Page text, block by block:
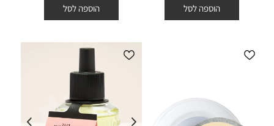
הוספה לסל
הוספה לסל